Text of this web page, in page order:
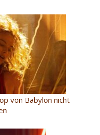
von Babylon nicht